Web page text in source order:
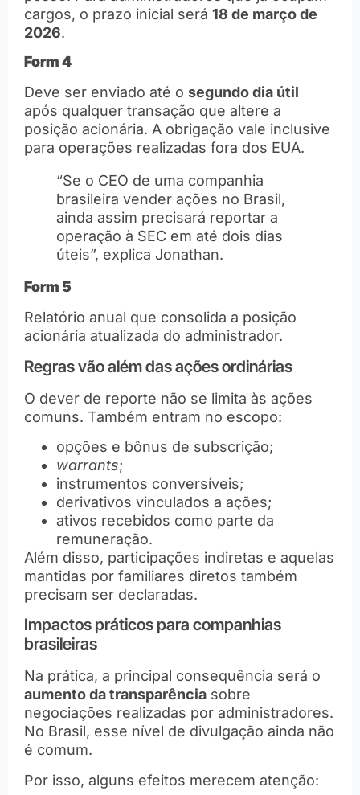
cargos, o prazo inicial será 18 de março de
2026.
Form 4
Deve ser enviado até o segundo dia útil
após qualquer transação que altere a
posição acionária. A obrigação vale inclusive
para operações realizadas fora dos EUA.
“Se o CEO de uma companhia
brasileira vender ações no Brasil,
ainda assim precisará reportar a
operação à SEC em até dois dias
úteis”, explica Jonathan.
Form 5
Relatório anual que consolida a posição
acionária atualizada do administrador.
Regras vão além das ações ordinárias
O dever de reporte não se limita às ações
comuns. Também entram no escopo:
opções e bônus de subscrição;
warrants;
instrumentos conversíveis;
derivativos vinculados a ações;
ativos recebidos como parte da
remuneração.
Além disso, participações indiretas e aquelas
mantidas por familiares diretos também
precisam ser declaradas.
Impactos práticos para companhias
brasileiras
Na prática, a principal consequência será o
aumento da transparência sobre
negociações realizadas por administradores.
No Brasil, esse nível de divulgação ainda não
é comum.
Por isso, alguns efeitos merecem atenção: